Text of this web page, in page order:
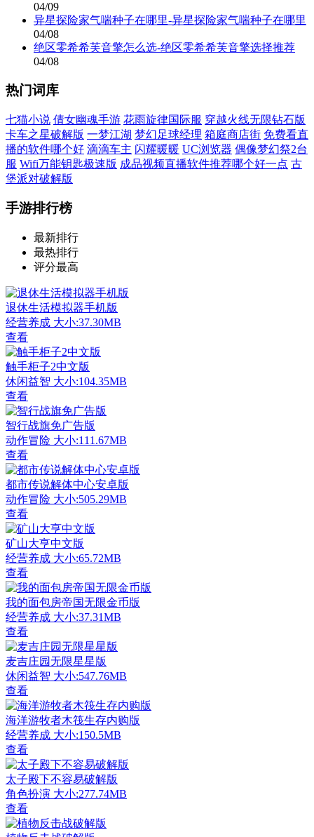
04/09
异星探险家气喘种子在哪里-异星探险家气喘种子在哪里
04/08
绝区零希希芙音擎怎么选-绝区零希希芙音擎选择推荐
04/08
热门词库
七猫小说 倩女幽魂手游 花雨旋律国际服 穿越火线无限钻石版
卡车之星破解版 一梦江湖 梦幻足球经理 箱庭商店街 免费看直
播的软件哪个好 滴滴车主 闪耀暖暖 UC浏览器 偶像梦幻祭2台
服 Wifi万能钥匙极速版 成品视频直播软件推荐哪个好一点 古
堡派对破解版
手游排行榜
最新排行
最热排行
评分最高
退休生活模拟器手机版
经营养成 大小:37.30MB
查看
触手柜子2中文版
休闲益智 大小:104.35MB
查看
智行战旗免广告版
动作冒险 大小:111.67MB
查看
都市传说解体中心安卓版
动作冒险 大小:505.29MB
查看
矿山大亨中文版
经营养成 大小:65.72MB
查看
我的面包房帝国无限金币版
经营养成 大小:37.31MB
查看
麦吉庄园无限星星版
休闲益智 大小:547.76MB
查看
海洋游牧者木筏生存内购版
经营养成 大小:150.5MB
查看
太子殿下不容易破解版
角色扮演 大小:277.74MB
查看